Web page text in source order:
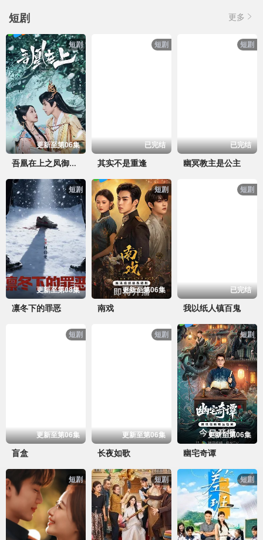
更多
短剧
短剧
更新至第06集
吾凰在上之凤御四方
短剧
已完结
其实不是重逢
短剧
已完结
幽冥教主是公主
短剧
更新至第08集
凛冬下的罪恶
短剧
更新至第06集
南戏
短剧
已完结
我以纸人镇百鬼
短剧
更新至第06集
盲盒
短剧
更新至第06集
长夜如歌
短剧
更新至第06集
幽宅奇谭
短剧 短剧 短剧